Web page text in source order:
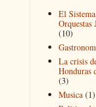
El
Orquestas
(10)
La crisis
Honduras
(3)
Musica (1)